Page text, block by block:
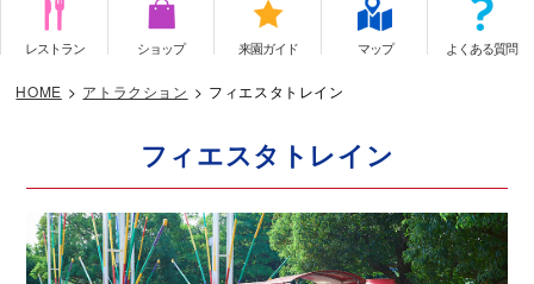
レストラン ショップ 来園ガイド マップ よくある質問
HOME > アトラクション > フィエスタトレイン
フィエスタトレイン